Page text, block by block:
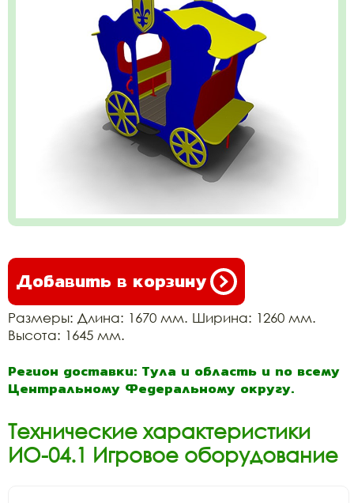
Добавить в корзину
Размеры: Длина: 1670 мм. Ширина: 1260 мм.
Высота: 1645 мм.
Регион доставки: Тула и область и по всему
Центральному Федеральному округу.
Технические характеристики
ИО-04.1 Игровое оборудование